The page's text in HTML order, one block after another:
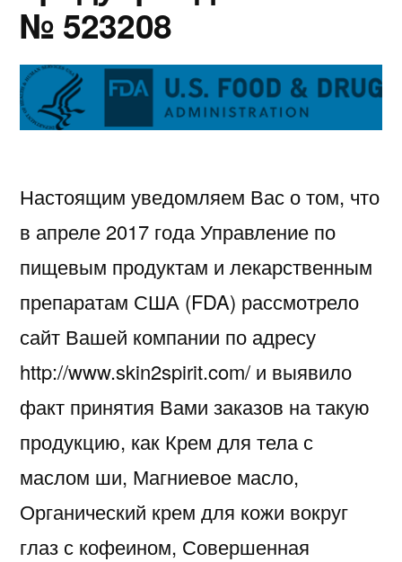
№ 523208
Настоящим уведомляем Вас о том, что
в апреле 2017 года Управление по
пищевым продуктам и лекарственным
препаратам США (FDA) рассмотрело
сайт Вашей компании по адресу
http://www.skin2spirit.com/ и выявило
факт принятия Вами заказов на такую
продукцию, как Крем для тела с
маслом ши, Магниевое масло,
Органический крем для кожи вокруг
глаз с кофеином, Совершенная